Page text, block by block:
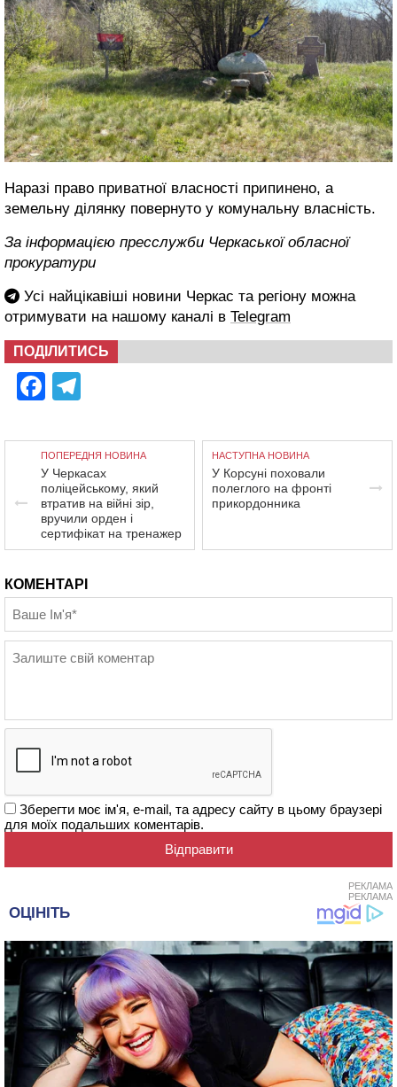
Наразі право приватної власності припинено, а
земельну ділянку повернуто у комунальну власність.
За інформацією пресслужби Черкаської обласної
прокуратури
Усі найцікавіші новини Черкас та регіону можна
отримувати на нашому каналі в Telegram
ПОДІЛИТИСЬ
Facebook
ПОПЕРЕДНЯ НОВИНА
У Черкасах
поліцейському, який
втратив на війні зір,
вручили орден і
сертифікат на тренажер
НАСТУПНА НОВИНА
У Корсуні поховали
полеглого на фронті
прикордонника
КОМЕНТАРІ
Зберегти моє ім'я, e-mail, та адресу сайту в цьому браузері
для моїх подальших коментарів.
РЕКЛАМА
РЕКЛАМА